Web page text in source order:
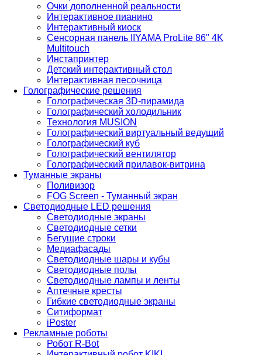
Очки дополненной реальности
Интерактивное пианино
Интерактивный киоск
Сенсорная панель IIYAMA ProLite 86" 4K
Multitouch
Инстапринтер
Детский интерактивный стол
Интерактивная песочница
Голографические решения
Голографическая 3D-пирамида
Голографический холодильник
Технология MUSION
Голографический виртуальный ведущий
Голографический куб
Голографический вентилятор
Голографический прилавок-витрина
Туманные экраны
Поливизор
FOG Screen - Туманный экран
Светодиодные LED решения
Светодиодные экраны
Светодиодные сетки
Бегущие строки
Медиафасады
Светодиодные шары и кубы
Светодиодные полы
Светодиодные лампы и ленты
Аптечные кресты
Гибкие светодиодные экраны
Ситиформат
iPoster
Рекламные роботы
Робот R-Bot